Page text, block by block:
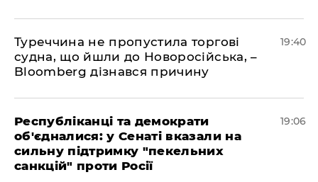
Туреччина не пропустила торгові
судна, що йшли до Новоросійська, –
Bloomberg дізнався причину
19:40
Республіканці та демократи
об'єдналися: у Сенаті вказали на
сильну підтримку "пекельних
санкцій" проти Росії
19:06